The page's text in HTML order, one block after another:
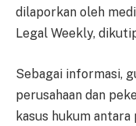
dilaporkan oleh
Legal Weekly,
Sebagai informasi,
perusahaan dan
kasus hukum antara